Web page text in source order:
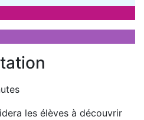
les élèves à découvrir